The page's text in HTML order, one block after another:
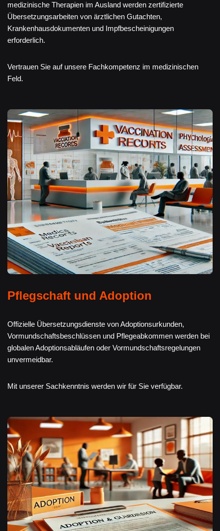
medizinische Therapien im Ausland werden zertifizierte
Übersetzungsarbeiten von ärztlichen Gutachten,
Krankenhausdokumenten und Impfbescheinigungen
erforderlich.
Vertrauen Sie auf unsere Fachkompetenz im medizinischen
Feld.
Pflegschaft und Adoption
Offizielle Übersetzungsdienste von Adoptionsurkunden,
Vormundschaftsbeschlüssen und Pflegeabkommen werden bei
globalen Adoptionsabläufen oder Vormundschaftsregelungen
unvermeidbar.
Mit unserer Sachkenntnis werden wir für Sie verfügbar.